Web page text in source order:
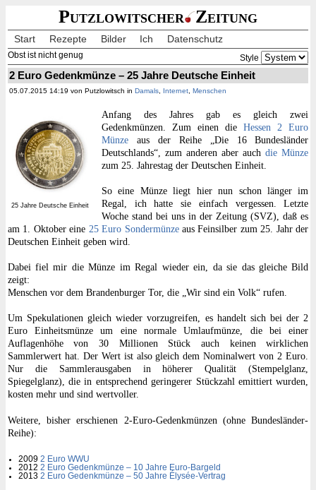
Putzlowitscher Zeitung
Start Rezepte Bilder Ich Datenschutz
Obst ist nicht genug Style
2 Euro Gedenkmünze – 25 Jahre Deutsche Einheit
05.07.2015 14:19 von Putzlowitsch in Damals, Internet, Menschen
25 Jahre Deutsche Einheit
Anfang des Jahres gab es gleich zwei
Gedenkmünzen. Zum einen dieHessen 2 Euro
Münzeaus der Reihe „Die 16 Bundesländer
Deutschlands“, zum anderen aber auchdie Münze
zum 25. Jahrestag der Deutschen Einheit.
So eine Münze liegt hier nun schon länger im
Regal, ich hatte sie einfach vergessen. Letzte
Woche stand bei uns in der Zeitung (SVZ), daß es
am 1. Oktober eine 25 Euro Sondermünzeaus Feinsilber zum 25. Jahr der
Deutschen Einheit geben wird.
Dabei fiel mir die Münze im Regal wieder ein, da sie das gleiche Bild
zeigt:
Menschen vor dem Brandenburger Tor, die „Wir sind ein Volk“ rufen.
Um Spekulationen gleich wieder vorzugreifen, es handelt sich bei der 2
Euro Einheitsmünze um eine normale Umlaufmünze, die bei einer
Auflagenhöhe von 30 Millionen Stück auch keinen wirklichen
Sammlerwert hat. Der Wert ist also gleich dem Nominalwert von 2 Euro.
Nur die Sammlerausgaben in höherer Qualität (Stempelglanz,
Spiegelglanz), die in entsprechend geringerer Stückzahl emittiert wurden,
kosten mehr und sind wertvoller.
Weitere, bisher erschienen 2-Euro-Gedenkmünzen (ohne Bundesländer-
Reihe):
20092 Euro WWU
20122 Euro Gedenkmünze – 10 Jahre Euro-Bargeld
20132 Euro Gedenkmünze – 50 Jahre Élysée-Vertrag